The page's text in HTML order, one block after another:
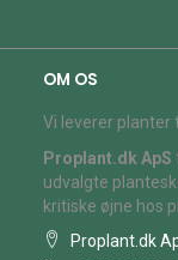
OM OS
Vi leverer planter
Proplant.dk ApS
udvalgte
kritiske øjne hos
Proplant.dk